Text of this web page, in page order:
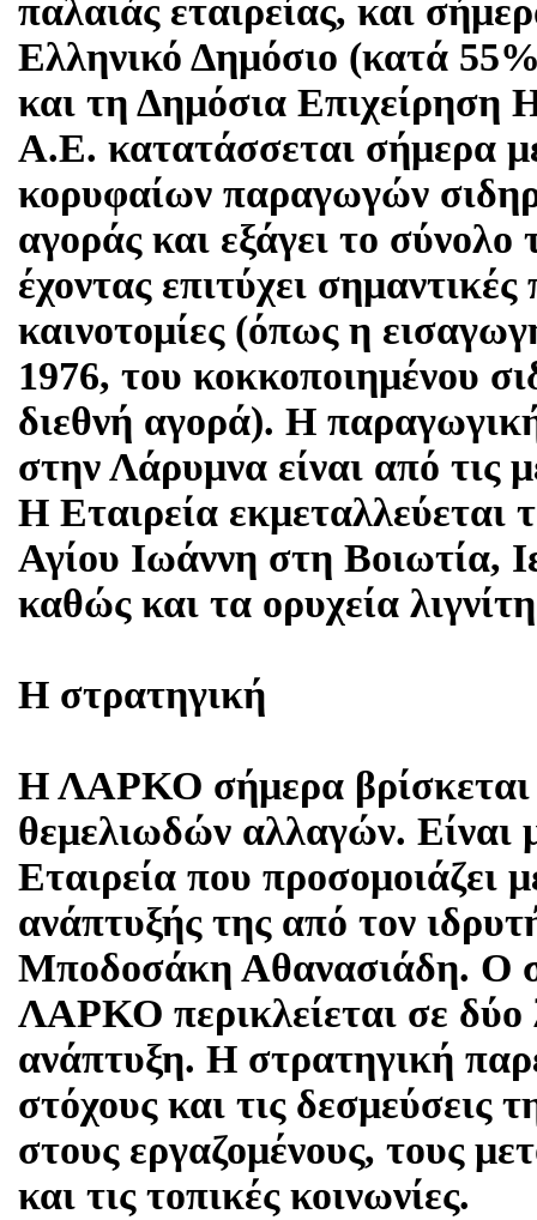
παλαιάς εταιρείας, και
Ελληνικό Δημόσιο (κατά
και τη Δημόσια
Α.Ε. κατατάσσεται σήμερα
κορυφαίων παραγωγών
αγοράς και εξάγει το
έχοντας επιτύχει
καινοτομίες (όπως η
1976, του κοκκοποιημένου
διεθνή αγορά). Η
στην Λάρυμνα είναι από τις
Η Εταιρεία εκμεταλλεύεται
Αγίου Ιωάννη στη Βοιωτία,
καθώς και τα ορυχεία
Η στρατηγική
Η ΛΑΡΚΟ σήμερα βρίσκεται
θεμελιωδών αλλαγών. Είναι
Εταιρεία που προσομοιάζει
ανάπτυξής της από τον
Μποδοσάκη Αθανασιάδη. Ο
ΛΑΡΚΟ περικλείεται σε δύο
ανάπτυξη. Η στρατηγική
στόχους και τις δεσμεύσεις
στους εργαζομένους, τους
και τις τοπικές κοινωνίες.